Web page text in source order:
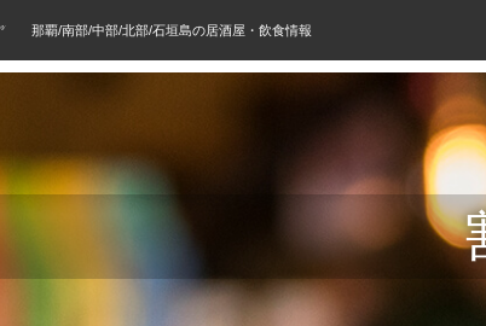
那覇/南部/中部/北部/石垣島の居酒屋・飲食情報